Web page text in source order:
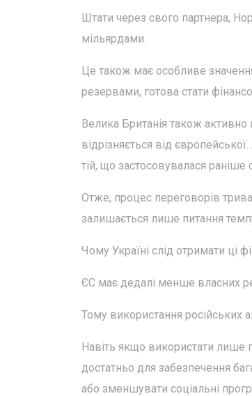
Штати через свого партнера,
мільярдами.
Це також має особливе
резервами, готова стати
Велика Британія також активно
відрізняється від
тій, що застосовувалася раніше
Отже, процес переговорів
залишається лише питання
Чому Україні слід отримати ці
ЄС має дедалі менше власних
Тому використання російських
Навіть якщо використати лише
достатньо для забезпечення
або зменшувати соціальні